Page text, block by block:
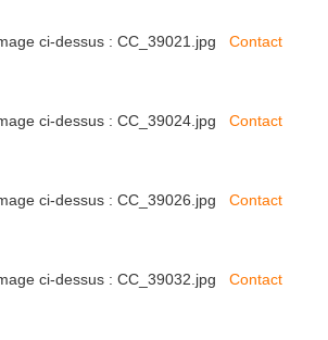
ci-dessus : CC_39021.jpg Contact
ci-dessus : CC_39024.jpg Contact
ci-dessus : CC_39026.jpg Contact
ci-dessus : CC_39032.jpg Contact